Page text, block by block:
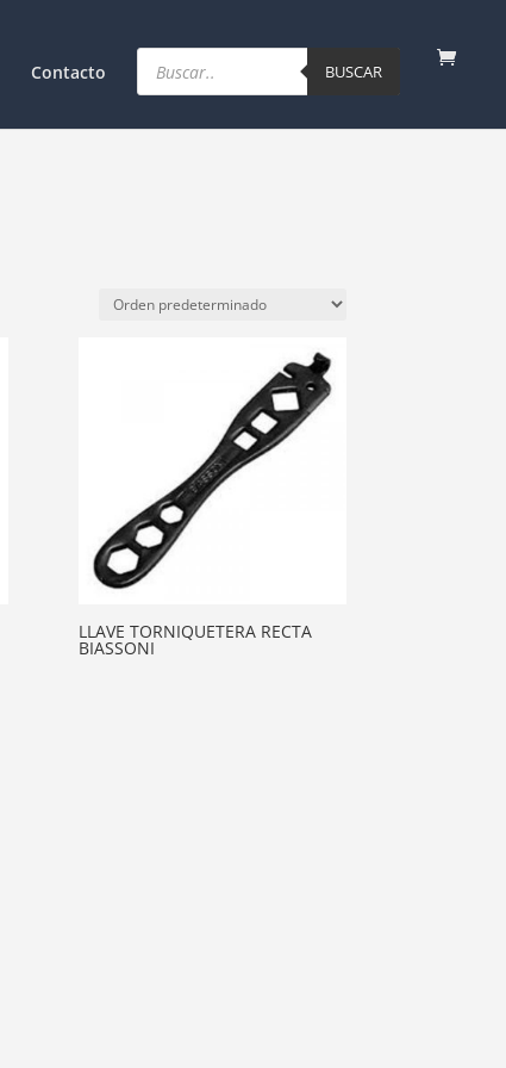
Contacto
Products
search BUSCAR
LLAVE TORNIQUETERA RECTA
BIASSONI